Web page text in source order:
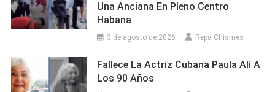
Una Anciana En Pleno Centro
Habana
3 de agosto de 2026 Repa Chismes
Fallece La Actriz Cubana Paula Alí A
Los 90 Años